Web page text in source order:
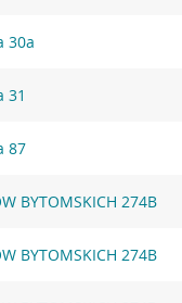
30a
31
87
BYTOMSKICH 274B
BYTOMSKICH 274B